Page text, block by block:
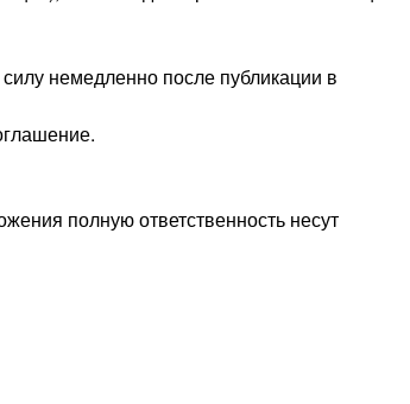
немедленно после публикации в
полную ответственность несут